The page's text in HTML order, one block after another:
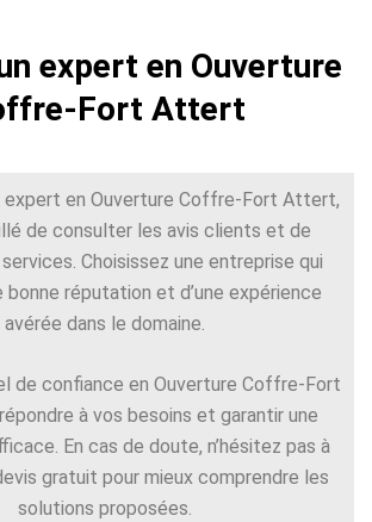
expert en Ouverture
Fort Attert
expert en Ouverture Coffre-Fort Attert,
de consulter les avis clients et de
Choisissez une entreprise qui
bonne réputation et d’une expérience
avérée dans le domaine.
de confiance en Ouverture Coffre-Fort
à vos besoins et garantir une
En cas de doute, n’hésitez pas à
gratuit pour mieux comprendre les
solutions proposées.